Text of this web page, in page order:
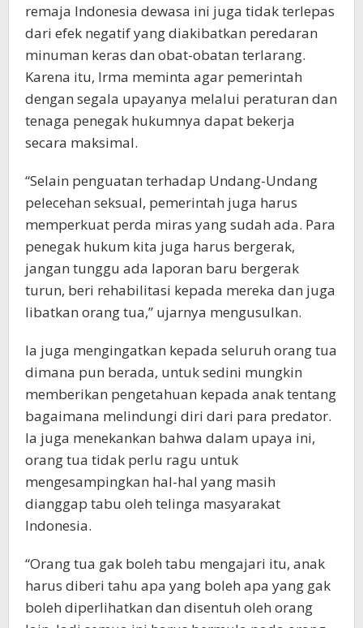
remaja Indonesia dewasa ini juga tidak terlepas
dari efek negatif yang diakibatkan peredaran
minuman keras dan obat-obatan terlarang.
Karena itu, Irma meminta agar pemerintah
dengan segala upayanya melalui peraturan dan
tenaga penegak hukumnya dapat bekerja
secara maksimal.
“Selain penguatan terhadap Undang-Undang
pelecehan seksual, pemerintah juga harus
memperkuat perda miras yang sudah ada. Para
penegak hukum kita juga harus bergerak,
jangan tunggu ada laporan baru bergerak
turun, beri rehabilitasi kepada mereka dan juga
libatkan orang tua,” ujarnya mengusulkan.
Ia juga mengingatkan kepada seluruh orang tua
dimana pun berada, untuk sedini mungkin
memberikan pengetahuan kepada anak tentang
bagaimana melindungi diri dari para predator.
Ia juga menekankan bahwa dalam upaya ini,
orang tua tidak perlu ragu untuk
mengesampingkan hal-hal yang masih
dianggap tabu oleh telinga masyarakat
Indonesia.
“Orang tua gak boleh tabu mengajari itu, anak
harus diberi tahu apa yang boleh apa yang gak
boleh diperlihatkan dan disentuh oleh orang